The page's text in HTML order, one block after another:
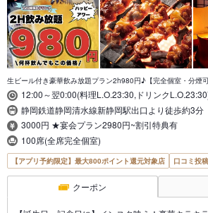
生ビール付き豪華飲み放題プラン2h980円♪【完全個室・分煙可
12:00～翌0:00(料理L.O.23:30,ドリンク
静岡鉄道静岡清水線新静岡駅出口より徒歩約3分
3000円 ★宴会プラン2980円~割引特典有
100席(全席完全個室)
【アプリ予約限定】最大800ポイント還元対象店 口コミ投
クーポン